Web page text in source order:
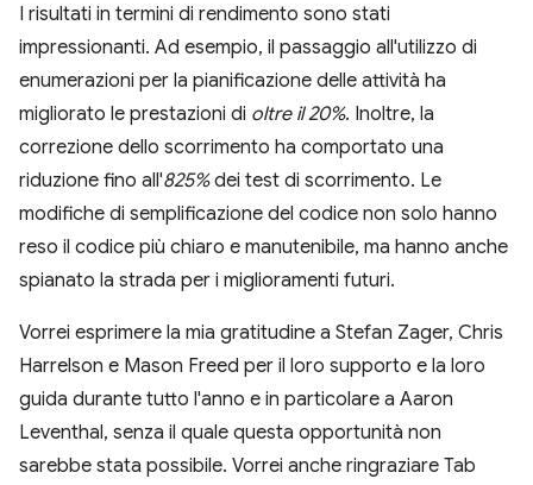
I risultati in termini di rendimento sono stati
impressionanti. Ad esempio, il passaggio all'utilizzo di
enumerazioni per la pianificazione delle attività ha
migliorato le prestazioni di oltre il 20%. Inoltre, la
correzione dello scorrimento ha comportato una
riduzione fino all'825%dei test di scorrimento. Le
modifiche di semplificazione del codice non solo hanno
reso il codice più chiaro e manutenibile, ma hanno anche
spianato la strada per i miglioramenti futuri.
Vorrei esprimere la mia gratitudine a Stefan Zager, Chris
Harrelson e Mason Freed per il loro supporto e la loro
guida durante tutto l'anno e in particolare a Aaron
Leventhal, senza il quale questa opportunità non
sarebbe stata possibile. Vorrei anche ringraziare Tab